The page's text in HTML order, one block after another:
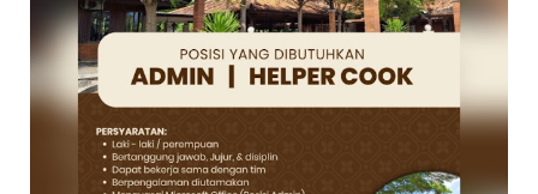
RIWAYAT HIDUP